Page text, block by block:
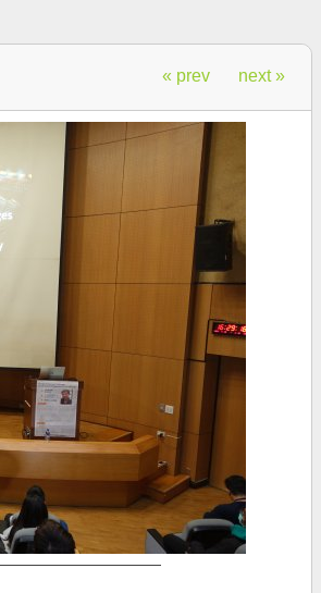
« prev next »